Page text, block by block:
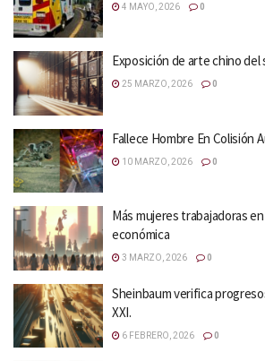
4 MAYO, 2026 0
Exposición de arte chino del
25 MARZO, 2026 0
Fallece Hombre En Colisión
10 MARZO, 2026 0
Más mujeres trabajadoras
económica
3 MARZO, 2026 0
Sheinbaum verifica
XXI.
6 FEBRERO, 2026 0